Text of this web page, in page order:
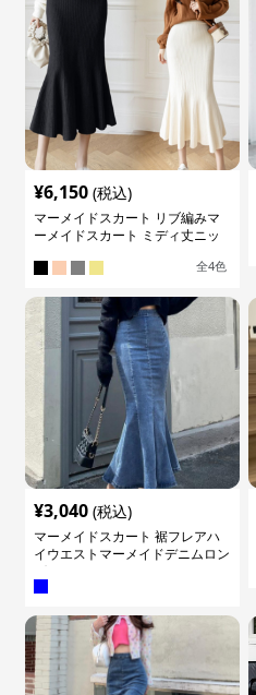
¥6,150 (税込)
マーメイドスカート リブ編みマ
ーメイドスカート ミディ丈ニッ
全4色
¥3,040 (税込)
マーメイドスカート 裾フレアハ
イウエストマーメイドデニムロン
グスカート